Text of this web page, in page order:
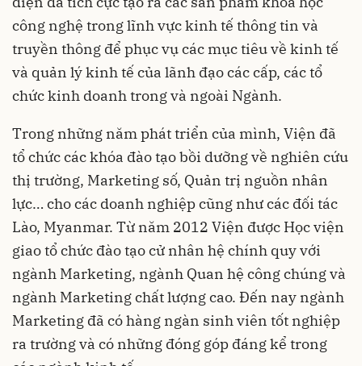
công nghệ trong lĩnh vực kinh tế thông tin và
truyền thông để phục vụ các mục tiêu về kinh tế
và quản lý kinh tế của lãnh đạo các cấp, các tổ
chức kinh doanh trong và ngoài Ngành.
Trong những năm phát triển của mình, Viện đã
tổ chức các khóa đào tạo bồi dưỡng về nghiên cứu
thị trường, Marketing số, Quản trị nguồn nhân
lực… cho các doanh nghiệp cũng như các đối tác
Lào, Myanmar. Từ năm 2012 Viện được Học viện
giao tổ chức đào tạo cử nhân hệ chính quy với
ngành Marketing, ngành Quan hệ công chúng và
ngành Marketing chất lượng cao. Đến nay ngành
Marketing đã có hàng ngàn sinh viên tốt nghiệp
ra trường và có những đóng góp đáng kể trong